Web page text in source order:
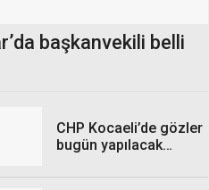
başkanvekili belli
CHP Kocaeli’de gözler
bugün yapılacak